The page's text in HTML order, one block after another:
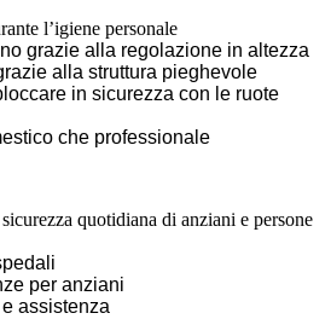
l’igiene personale
grazie alla regolazione in altezza
alla struttura pieghevole
in sicurezza con le ruote
che professionale
quotidiana di anziani e persone
per anziani
assistenza